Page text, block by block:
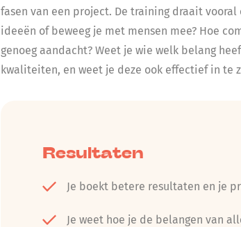
fasen van een project. De training draait
ideeën of beweeg je met mensen mee? Hoe
genoeg aandacht? Weet je wie welk belang
kwaliteiten, en weet je deze ook effectief in te
Resultaten
Je boekt betere resultaten en je
Je weet hoe je de belangen van